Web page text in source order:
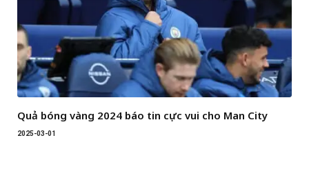
Quả bóng vàng 2024 báo tin cực vui cho Man City
2025-03-01